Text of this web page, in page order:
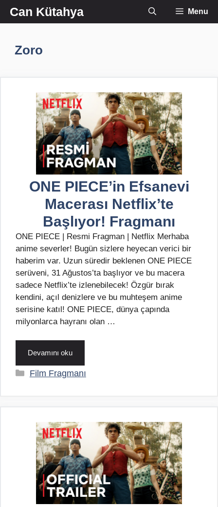
İçeriğe
atlaCan Kütahya Menu
Zoro
ONE PIECE’in Efsanevi
Macerası Netflix’te
Başlıyor! Fragmanı
ONE PIECE | Resmi Fragman | Netflix Merhaba
anime severler! Bugün sizlere heyecan verici bir
haberim var. Uzun süredir beklenen ONE PIECE
serüveni, 31 Ağustos’ta başlıyor ve bu macera
sadece Netflix’te izlenebilecek! Özgür bırak
kendini, açıl denizlere ve bu muhteşem anime
serisine katıl! ONE PIECE, dünya çapında
milyonlarca hayranı olan …
Devamını oku
Kategoriler
Film Fragmanı